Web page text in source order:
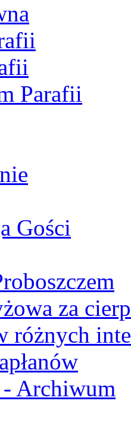
Parafii
Gości
za
różnych
- Archiwum